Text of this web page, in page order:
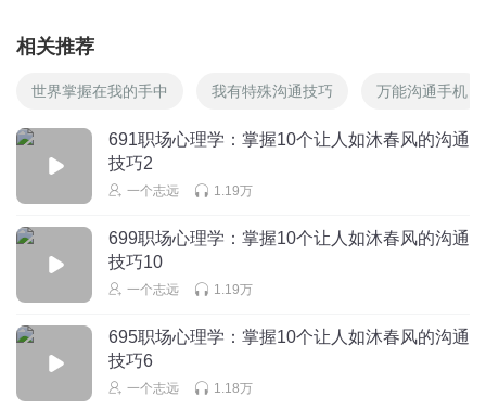
相关推荐
世界掌握在我的手中 我有特殊沟通技巧 万能沟通手机
691职场心理学：掌握10个让人如沐春风的沟通
技巧2
一个志远 1.19万
699职场心理学：掌握10个让人如沐春风的沟通
技巧10
一个志远 1.19万
695职场心理学：掌握10个让人如沐春风的沟通
技巧6
一个志远 1.18万